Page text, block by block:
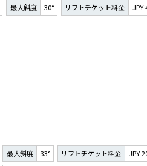
最大斜度 30° リフトチケット料金 JPY
最大斜度 33° リフトチケット料金 JPY